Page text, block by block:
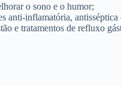
o sono e o humor;
anti-inflamatória, antisséptica
e tratamentos de refluxo